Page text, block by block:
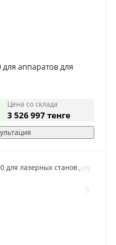
аппаратов для
Цена со склада
3 526 997 тенге